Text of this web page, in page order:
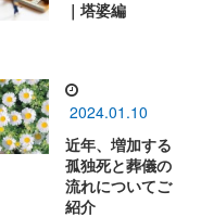
｜塔婆編
2024.01.10
近年、増加する
孤独死と葬儀の
流れについてご
紹介